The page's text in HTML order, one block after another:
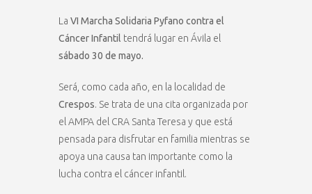
La VI Marcha Solidaria Pyfano contra el
Cáncer Infantil tendrá lugar en Ávila el
sábado 30 de mayo.
Será, como cada año, en la localidad de
Crespos. Se trata de una cita organizada por
el AMPA del CRA Santa Teresa y que está
pensada para disfrutar en familia mientras se
apoya una causa tan importante como la
lucha contra el cáncer infantil.